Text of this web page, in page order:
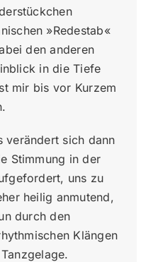
»Redestab«
den anderen
in die Tiefe
mir bis vor Kurzem
verändert sich dann
Stimmung in der
uns zu
heilig anmutend,
durch den
Klängen